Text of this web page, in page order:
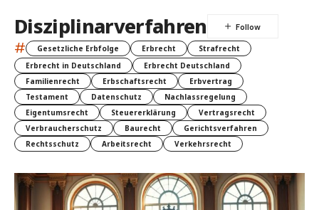
Disziplinarverfahren
# Gesetzliche Erbfolge Erbrecht
Strafrecht
Erbrecht in Deutschland
Erbrecht Deutschland
Familienrecht
Erbschaftsrecht
Erbvertrag
Testament
Datenschutz
Nachlassregelung
Eigentumsrecht
Steuererklärung
Vertragsrecht
Verbraucherschutz
Baurecht
Gerichtsverfahren
Rechtsschutz
Arbeitsrecht Verkehrsrecht